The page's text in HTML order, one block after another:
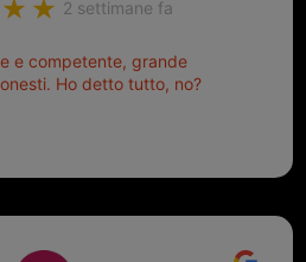
2 settimane fa
e competente, grande
Ho detto tutto, no?